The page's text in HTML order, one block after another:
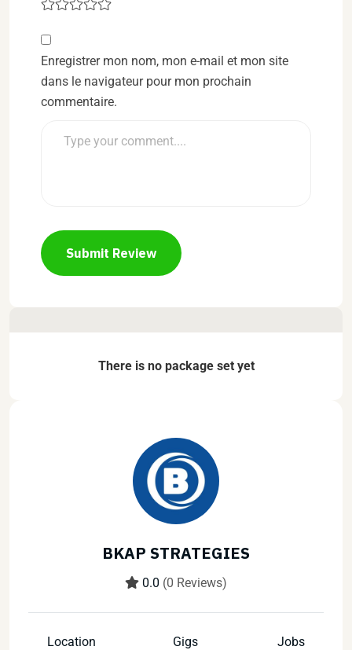
Enregistrer mon nom, mon e-mail et mon site
dans le navigateur pour mon prochain
commentaire.
Submit Review
There is no package set yet
BKAP STRATEGIES
0.0 (0 Reviews)
Location
Gigs
Jobs